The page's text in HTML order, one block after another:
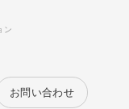
ン
お問い合わせ